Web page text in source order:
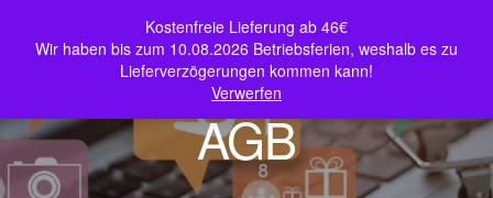
springen
Kostenfreie Lieferung ab 46€
Wir haben bis zum 10.08.2026 Betriebsferien, weshalb es zu
Lieferverzögerungen kommen kann!
Verwerfen
Haushaltsfinanzen – Shop
AGB